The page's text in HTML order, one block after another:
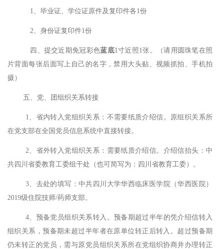
1、毕业证、学位证原件及复印件各1份
2、身份证复印件1份
四、提交近期免冠彩色蓝底1寸近照1张。（请用圆珠笔在照
片背面每张后面写上自己的名字，禁用大头贴、视频抓拍、手机拍
摄）
五、党、团组织关系转接
1、省内转入党组织关系：不需要纸质介绍信。原组织关系所
在党支部在全国党员信息系统中直接转接。
2、省外转入党组织关系：需要纸质介绍信。介绍信抬头：中
共四川省委教育工委组干处（也可简写为：四川省教育工委）。
3、去处的填写：中共四川大学华西临床医学院（华西医院）
2019级住院技师/药师支部。
4、预备党员组织关系转入。预备期超过半年的凭介绍信转入
组织关系，预备期未超过半年者在原单位转正后转入。超过预备期
仍未转正的党员，需与原党员组织关系所在党组织协商并办理转正